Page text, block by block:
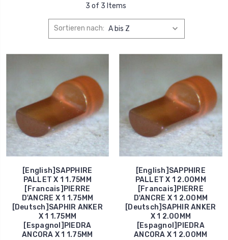
3 of 3 Items
Sortieren nach:
[English]SAPPHIRE
PALLET X 1 1.75MM
[Francais]PIERRE
D'ANCRE X 1 1.75MM
[Deutsch]SAPHIR ANKER
X 1 1.75MM
[Espagnol]PIEDRA
ANCORA X 1 1.75MM
[English]SAPPHIRE
PALLET X 1 2.00MM
[Francais]PIERRE
D'ANCRE X 1 2.00MM
[Deutsch]SAPHIR ANKER
X 1 2.00MM
[Espagnol]PIEDRA
ANCORA X 1 2.00MM